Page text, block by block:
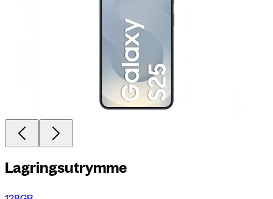
Lagringsutrymme